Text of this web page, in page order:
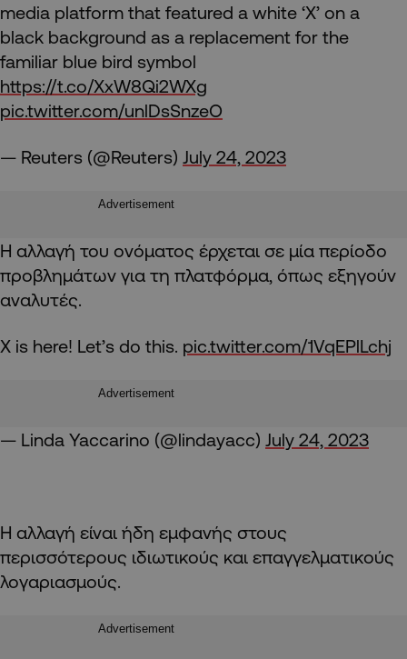
media platform that featured a white ‘X’ on a
black background as a replacement for the
familiar blue bird symbol
https://t.co/XxW8Qi2WXg
pic.twitter.com/unlDsSnzeO
— Reuters (@Reuters) July 24, 2023
Advertisement
Η αλλαγή του ονόματος έρχεται σε μία περίοδο
προβλημάτων για τη πλατφόρμα, όπως εξηγούν
αναλυτές.
X is here! Let’s do this. pic.twitter.com/1VqEPlLchj
Advertisement
— Linda Yaccarino (@lindayacc) July 24, 2023
Η αλλαγή είναι ήδη εμφανής στους
περισσότερους ιδιωτικούς και επαγγελματικούς
λογαριασμούς.
Advertisement